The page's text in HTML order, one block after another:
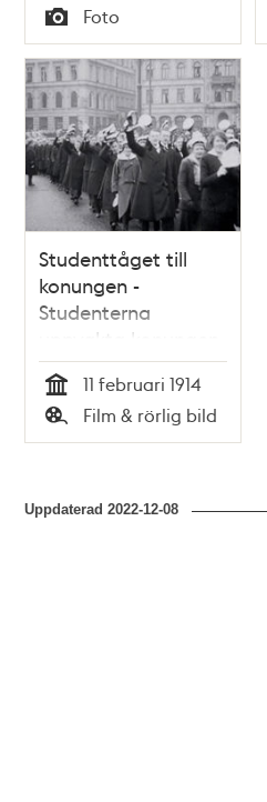
Tid
Typ
Foto
Studenttåget till
konungen -
Studenterna
uppvakta konungen
den 11 februari 1914
Tid
11 februari 1914
Typ
Film & rörlig bild
Uppdaterad2022-12-08